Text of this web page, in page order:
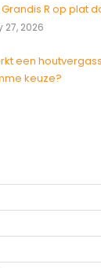
Grandis R op plat
27, 2026
een
keuze?